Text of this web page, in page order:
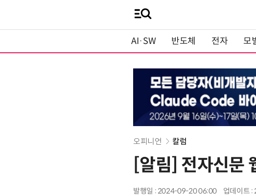
AI·SW 반도체 전자 모
오피니언 칼럼
[알림] 전자신문
발행일 : 2024-09-20 06:00 업데이트